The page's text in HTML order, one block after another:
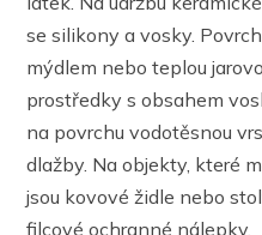
se silikony a vosky.
mýdlem nebo teplou
prostředky s obsahem
na povrchu vodotěsnou
dlažby. Na objekty, které
jsou kovové židle nebo
filcové ochranné nálepky.